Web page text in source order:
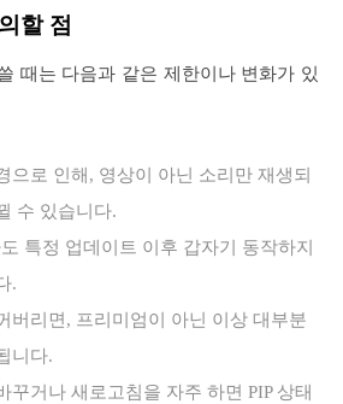
할 점
때는 다음과 같은 제한이나 변화가 있
으로 인해, 영상이 아닌 소리만 재생되
수 있습니다.
특정 업데이트 이후 갑자기 동작하지
.
버리면, 프리미엄이 아닌 이상 대부분
니다.
꾸거나 새로고침을 자주 하면 PIP 상태